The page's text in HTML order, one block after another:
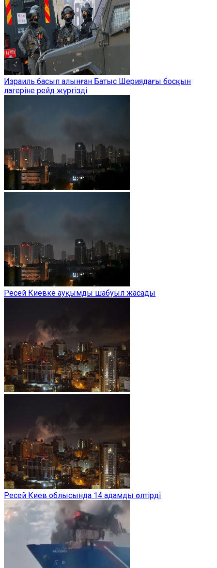
Израиль басып алынған Батыс Шериядағы босқын
лагеріне рейд жүргізді
Ресей Киевке ауқымды шабуыл жасады
Ресей Киев облысында 14 адамды өлтірді